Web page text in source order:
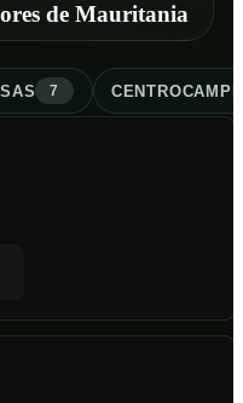
de Mauritania
S 7